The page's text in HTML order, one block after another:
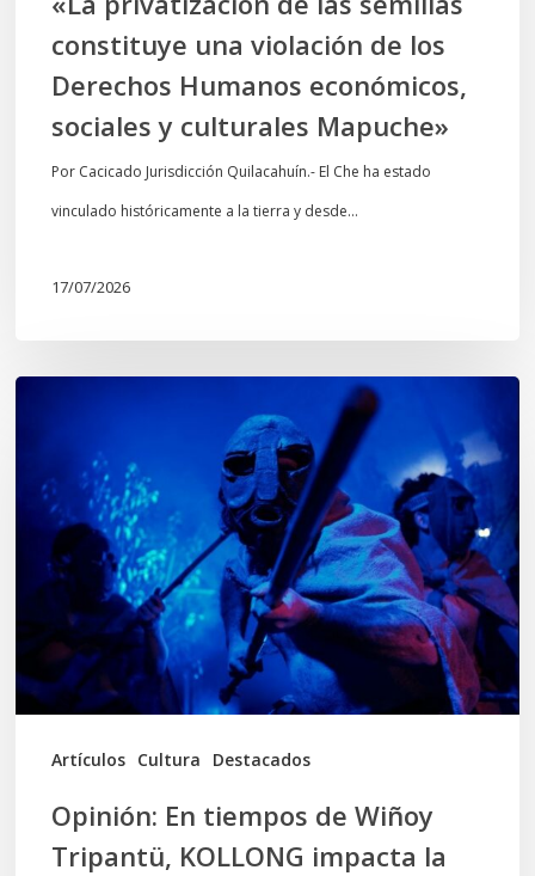
Humanos
económicos,
sociales
culturales
Mapuche»
constituye una violación de los
Derechos Humanos económicos,
sociales y culturales Mapuche»
Por Cacicado Jurisdicción Quilacahuín.- El Che ha estado
vinculado históricamente a la tierra y desde…
17/07/2026
Artículos Cultura Destacados
tiempos
Wiñoy
Tripantü,
KOLLONG
impacta
la
cultura
Opinión: En tiempos de Wiñoy
Tripantü, KOLLONG impacta la